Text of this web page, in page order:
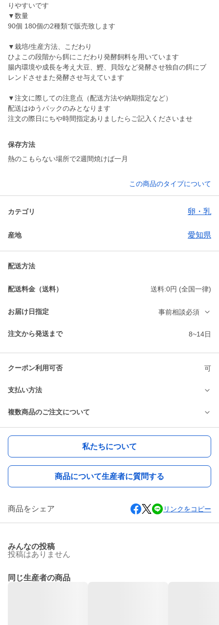
りやすいです
▼数量
90個 180個の2種類で販売致します
▼栽培/生産方法、こだわり
ひよこの段階から餌にこだわり発酵飼料を用いています
腸内環境や成長を考え大豆、鰹、貝殻など発酵させ独自の餌にブ
レンドさせまた発酵させ与えています
▼注文に際しての注意点（配送方法や納期指定など）
配送はゆうパックのみとなります
保存方法
熱のこもらない場所で2週間焼けば一月
この商品のタイプについて
カテゴリ 卵・乳
産地 愛知県
配送方法
配送料金（送料） 送料:0円 (全国一律)
お届け日指定 事前相談必須
注文から発送まで 8~14日
クーポン利用可否 可
支払い方法
複数商品のご注文について
私たちについて
商品について生産者に質問する
商品をシェア リンクをコピー
みんなの投稿
投稿はありません
同じ生産者の商品